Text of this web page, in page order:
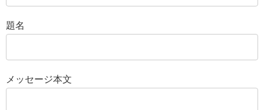
題名
メッセージ本文